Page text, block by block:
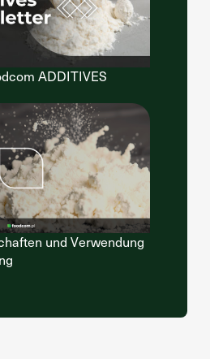
ADDITIVES
und Verwendung